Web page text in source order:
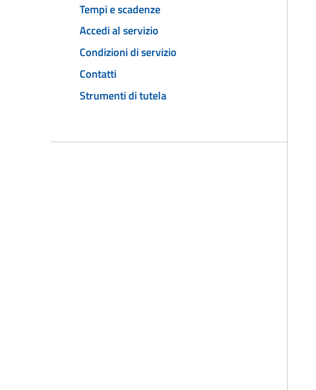
Tempi e scadenze
Accedi al servizio
Condizioni di servizio
Contatti
Strumenti di tutela